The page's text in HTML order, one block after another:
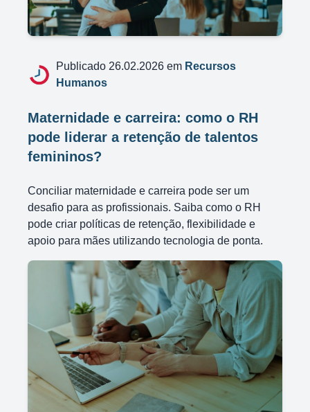
Publicado 26.02.2026 em Recursos
Humanos
Maternidade e carreira: como o RH
pode liderar a retenção de talentos
femininos?
Conciliar maternidade e carreira pode ser um
desafio para as profissionais. Saiba como o RH
pode criar políticas de retenção, flexibilidade e
apoio para mães utilizando tecnologia de ponta.